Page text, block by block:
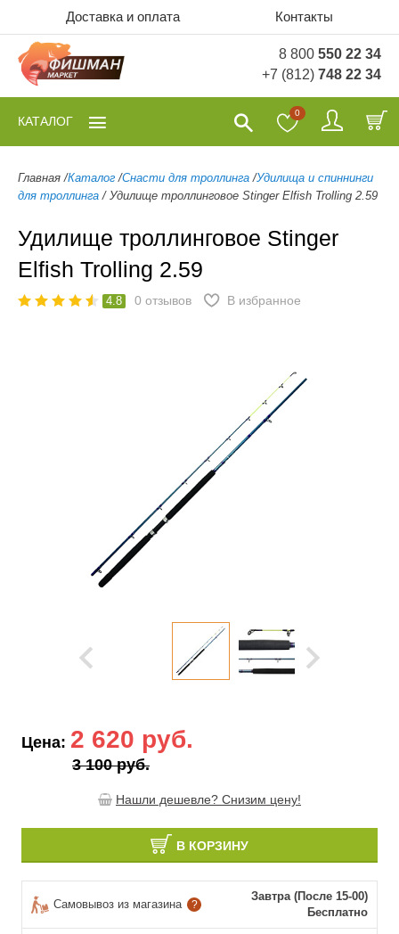
Доставка и оплата Контакты
8 800 550 22 34
+7 (812) 748 22 34
0
КАТАЛОГ
Главная /Каталог /Снасти для троллинга /Удилища и спиннинги
для троллинга / Удилище троллинговое Stinger Elfish Trolling 2.59
Удилище троллинговое Stinger
Elfish Trolling 2.59
4.8 0 отзывов В избранное
Цена: 2 620 руб.
3 100 руб.
Нашли дешевле? Снизим цену!
В КОРЗИНУ
Самовывоз из магазина ?
Завтра (После 15-00)
Бесплатно